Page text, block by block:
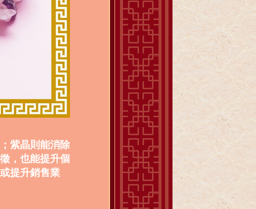
紫晶則能消除
，也能提升個
提升銷售業